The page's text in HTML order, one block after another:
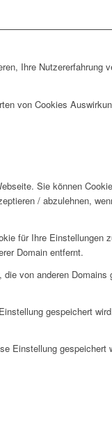
Ihre Nutzererfahrung
von Cookies
Sie können
/ abzulehnen,
für Ihre Einstellungen
Domain entfernt.
von anderen Domains
gespeichert
Einstellung gespeichert